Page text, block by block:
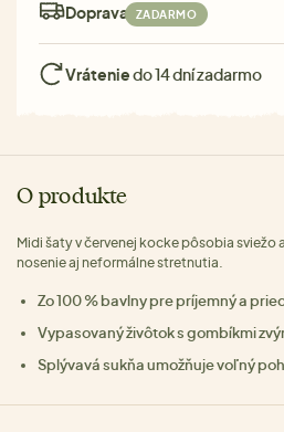
Doprava: ZADARMO
Vráteniedo 14 dní zadarmo
O produkte
Midi šaty v červenej kocke pôsobia sviežo
nosenie aj neformálne stretnutia.
Zo 100 % bavlny pre príjemný a
Vypasovaný živôtok s gombíkmi
Splývavá sukňa umožňuje voľný